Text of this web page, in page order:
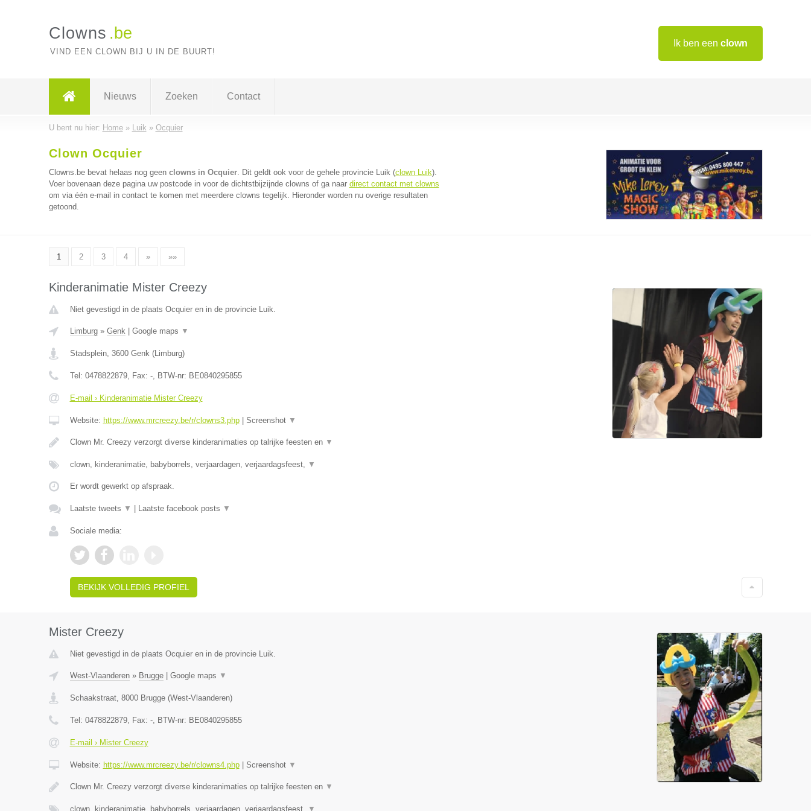
Ik ben een clown
Clowns .be
VIND EEN CLOWN BIJ U IN DE BUURT!
Nieuws Zoeken Contact
U bent nu hier: Home» Luik » Ocquier
Clown Ocquier
Clowns.be bevat helaas nog geen clowns in Ocquier. Dit geldt ook voor de gehele provincie Luik (clown Luik).
Voer bovenaan deze pagina uw postcode in voor de dichtstbijzijnde clowns of ga naar direct contact met clowns
om via één e-mail in contact te komen met meerdere clowns tegelijk. Hieronder worden nu overige resultaten
getoond.
1 2 3 4 » »»
Kinderanimatie Mister Creezy
Niet gevestigd in de plaats Ocquier en in de provincie Luik.
Limburg» Genk| Google maps ▼
Stadsplein, 3600 Genk(Limburg)
Tel: 0478822879, Fax: -, BTW-nr: BE0840295855
E-mail › Kinderanimatie Mister Creezy
Website: https://www.mrcreezy.be/r/clowns3.php| Screenshot ▼
Clown Mr. Creezy verzorgt diverse kinderanimaties op talrijke feesten en ▼
clown, kinderanimatie, babyborrels, verjaardagen, verjaardagsfeest, ▼
Er wordt gewerkt op afspraak.
Laatste tweets ▼ Laatste facebook posts ▼
Sociale media:
BEKIJK VOLLEDIG PROFIEL
Mister Creezy
Niet gevestigd in de plaats Ocquier en in de provincie Luik.
West-Vlaanderen» Brugge| Google maps ▼
Schaakstraat, 8000 Brugge(West-Vlaanderen)
Tel: 0478822879, Fax: -, BTW-nr: BE0840295855
E-mail › Mister Creezy
Website: https://www.mrcreezy.be/r/clowns4.php| Screenshot ▼
Clown Mr. Creezy verzorgt diverse kinderanimaties op talrijke feesten en ▼
clown, kinderanimatie, babyborrels, verjaardagen, verjaardagsfeest, ▼